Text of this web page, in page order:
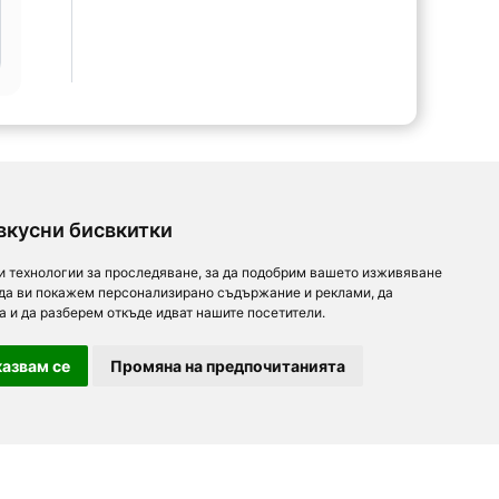
бисвкитки
технологии за проследяване, за да подобрим вашето изживяване
ви покажем персонализирано съдържание и реклами, да
и да разберем откъде идват нашите посетители.
се Промяна на предпочитанията